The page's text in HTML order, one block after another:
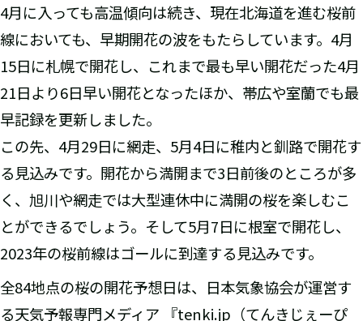
4月に入っても高温傾向は続き、現在北海道を進む桜前
線においても、早期開花の波をもたらしています。4月
15日に札幌で開花し、これまで最も早い開花だった4月
21日より6日早い開花となったほか、帯広や室蘭でも最
早記録を更新しました。
この先、4月29日に網走、5月4日に稚内と釧路で開花す
る見込みです。開花から満開まで3日前後のところが多
く、旭川や網走では大型連休中に満開の桜を楽しむこ
とができるでしょう。そして5月7日に根室で開花し、
2023年の桜前線はゴールに到達する見込みです。
全84地点の桜の開花予想日は、日本気象協会が運営す
る天気予報専門メディア 『tenki.jp（てんきじぇーぴ